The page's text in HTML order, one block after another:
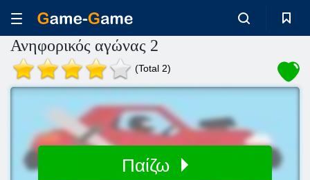
Ανηφορικός αγώνας 2
(Total 2)
Παίζω